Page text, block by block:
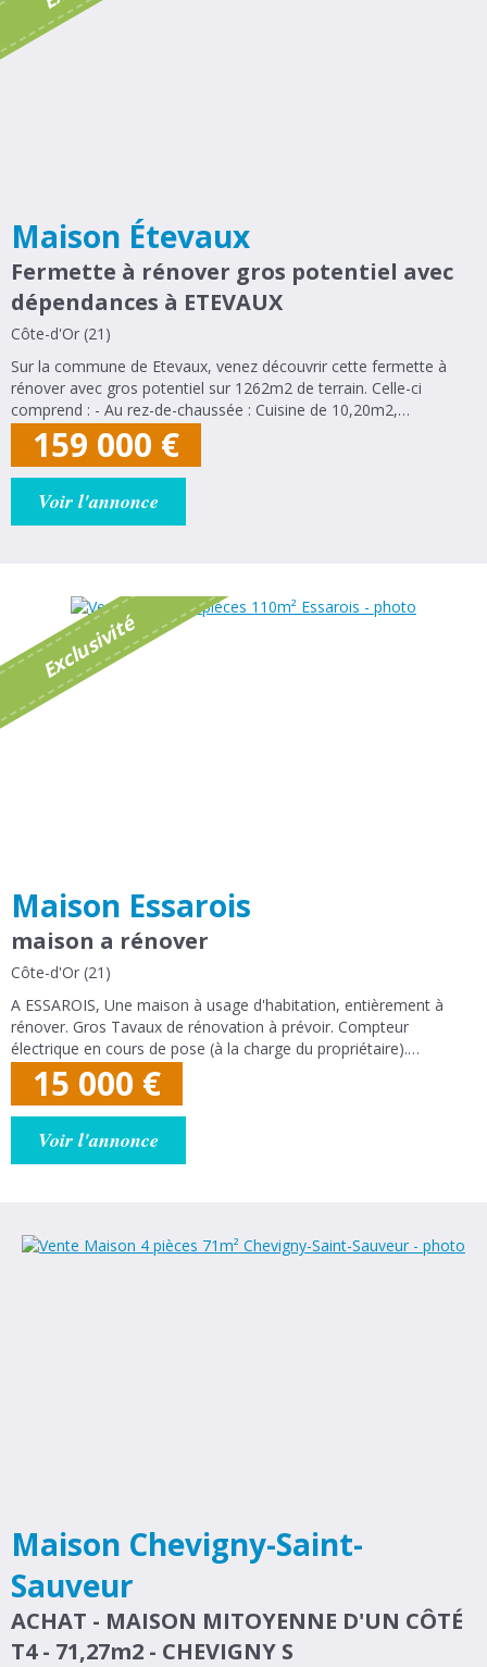
Maison Étevaux
Fermette à rénover gros potentiel avec
dépendances à ETEVAUX
Côte-d'Or (21)
Sur la commune de Etevaux, venez découvrir cette fermette à
rénover avec gros potentiel sur 1262m2 de terrain. Celle-ci
comprend : - Au rez-de-chaussée : Cuisine de 10,20m2,
salon/séjour de 32m2, une chambre de 9,52m2, salle d'eau de
2,50m2 et wc de 1m2. - A l'étage...
159 000 €
Voir l'annonce
E
x
c
l
u
s
i
v
i
t
é
Maison Essarois
maison a rénover
Côte-d'Or (21)
A ESSAROIS, Une maison à usage d'habitation, entièrement à
rénover. Gros Tavaux de rénovation à prévoir. Compteur
électrique en cours de pose (à la charge du propriétaire).
Compteur eau déjà posé : abonnement à ouvrir. Micro station
d'épuration à prévoir dans une...
15 000 €
Voir l'annonce
Maison Chevigny-Saint-
Sauveur
ACHAT - MAISON MITOYENNE D'UN CÔTÉ
T4 - 71,27m2 - CHEVIGNY S